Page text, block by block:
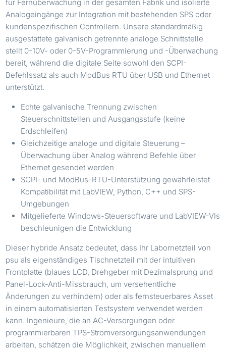
für Fernüberwachung in der gesamten Fabrik und isolierte
Analogeingänge zur Integration mit bestehenden SPS oder
kundenspezifischen Controllern. Unsere standardmäßig
ausgestattete galvanisch getrennte analoge Schnittstelle
stellt 0-10V- oder 0-5V-Programmierung und -Überwachung
bereit, während die digitale Seite sowohl den SCPI-
Befehlssatz als auch ModBus RTU über USB und Ethernet
unterstützt.
Echte galvanische Trennung zwischen
Steuerschnittstellen und Ausgangsstufe (keine
Erdschleifen)
Gleichzeitige analoge und digitale Steuerung –
Überwachung über Analog während Befehle über
Ethernet gesendet werden
SCPI- und ModBus-RTU-Unterstützung gewährleistet
Kompatibilität mit LabVIEW, Python, C++ und SPS-
Umgebungen
Mitgelieferte Windows-Steuersoftware und LabVIEW-VIs
beschleunigen die Entwicklung
Dieser hybride Ansatz bedeutet, dass Ihr Labornetzteil von
psu als eigenständiges Tischnetzteil mit der intuitiven
Frontplatte (blaues LCD, Drehgeber mit Dezimalsprung und
Panel-Lock-Anti-Missbrauch, um versehentliche
Änderungen zu verhindern) oder als fernsteuerbares Asset
in einem automatisierten Testsystem verwendet werden
kann. Ingenieure, die an AC-Versorgungen oder
programmierbaren TPS-Stromversorgungsanwendungen
arbeiten, schätzen die Möglichkeit, zwischen manuellem